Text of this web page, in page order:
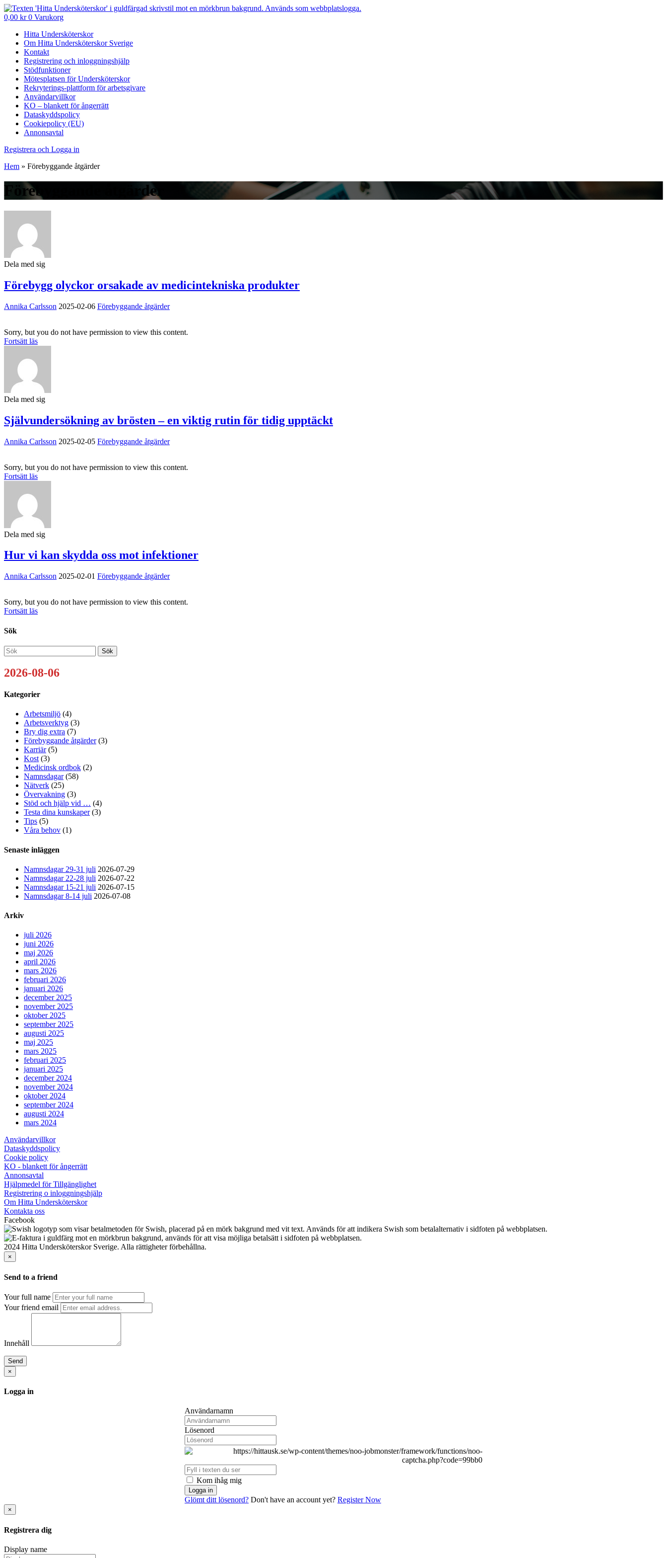
0,00 kr 0 Varukorg
Hitta Undersköterskor
Om Hitta Undersköterskor Sverige
Kontakt
Registrering och inloggningshjälp
Stödfunktioner
Mötesplatsen för Undersköterskor
Rekryterings-plattform för arbetsgivare
Användarvillkor
KO – blankett för ångerrätt
Dataskyddspolicy
Cookiepolicy (EU)
Annonsavtal
Registrera och Logga in
Hem » Förebyggande åtgärder
Förebyggande åtgärder
Dela med sig
Förebygg olyckor orsakade av medicintekniska produkter
Annika Carlsson 2025-02-06 Förebyggande åtgärder
Sorry, but you do not have permission to view this content.
Fortsätt läs
Dela med sig
Självundersökning av brösten – en viktig rutin för tidig upptäckt
Annika Carlsson 2025-02-05 Förebyggande åtgärder
Sorry, but you do not have permission to view this content.
Fortsätt läs
Dela med sig
Hur vi kan skydda oss mot infektioner
Annika Carlsson 2025-02-01 Förebyggande åtgärder
Sorry, but you do not have permission to view this content.
Fortsätt läs
Sök
2026-08-06
Kategorier
Arbetsmiljö (4)
Arbetsverktyg (3)
Bry dig extra (7)
Förebyggande åtgärder(3)
Karriär(5)
Kost (3)
Medicinsk ordbok (2)
Namnsdagar(58)
Nätverk (25)
Övervakning (3)
Stöd och hjälp vid … (4)
Testa dina kunskaper(3)
Tips (5)
Våra behov (1)
Senaste inläggen
Namnsdagar 29-31 juli 2026-07-29
Namnsdagar 22-28 juli 2026-07-22
Namnsdagar 15-21 juli 2026-07-15
Namnsdagar 8-14 juli 2026-07-08
Arkiv
juli 2026
juni 2026
maj 2026
april 2026
mars 2026
februari 2026
januari 2026
december 2025
november 2025
oktober 2025
september 2025
augusti 2025
maj 2025
mars 2025
februari 2025
januari 2025
december 2024
november 2024
oktober 2024
september 2024
augusti 2024
mars 2024
Användarvillkor
Dataskyddspolicy
Cookie policy
KO - blankett för ångerrätt
Annonsavtal
Hjälpmedel för Tillgänglighet
Registrering o inloggningshjälp
Om Hitta Undersköterskor
Kontakta oss
Facebook
2024 Hitta Undersköterskor Sverige. Alla rättigheter förbehållna.
×
Send to a friend
Your full name
Your friend email
Innehåll
Send
×
Logga in
Användarnamn
Lösenord
Kom ihåg mig
Logga in
Glömt ditt lösenord? Don't have an account yet? Register Now
×
Registrera dig
Display name